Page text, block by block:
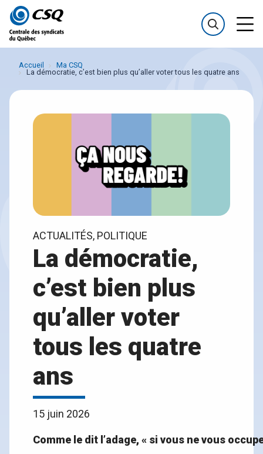
Passer
au
menu
Passer
au
contenu
Accueil
Ma CSQ
La démocratie, c’est bien plus qu’aller voter tous les quatre ans
ACTUALITÉS, POLITIQUE
La démocratie,
c’est bien plus
qu’aller voter
tous les quatre
ans
15 juin 2026
Comme le dit l’adage, « si vous ne vous